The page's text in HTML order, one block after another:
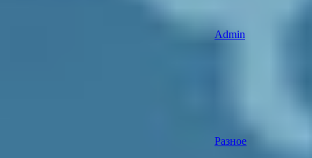
Admin
Разное